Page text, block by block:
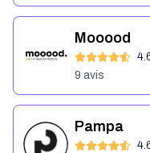
Mooood
9 avis
Pampa